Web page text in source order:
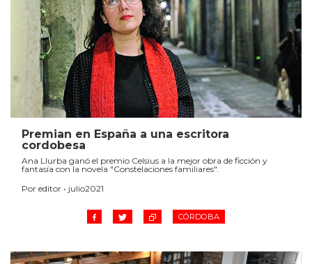
Premian en España a una escritora
cordobesa
Ana Llurba ganó el premio Celsius a la mejor obra de ficción y
fantasía con la novela "Constelaciones familiares".
Por editor • julio2021
CÓRDOBA